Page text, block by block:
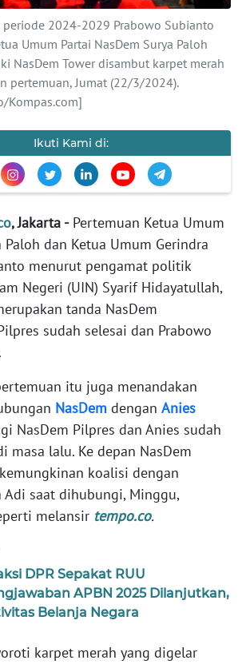
2024-2029 Prabowo Subianto
Umum Partai NasDem Surya Paloh
NasDem Tower disambut karpet merah
pertemuan, Jumat (22/3/2024).
Kompas.com]
Ikuti Kami di:
, Jakarta -Pertemuan Ketua Umum
Paloh dan Ketua Umum Gerindra
menurut pengamat politik
Negeri (UIN) Syarif Hidayatullah,
tanda NasDem
sudah selesai dan Prabowo
itu juga menandakan
NasDem dengan Anies
NasDem Pilpres dan Anies sudah
masa lalu. Ke depan NasDem
koalisi dengan
Adi saat dihubungi, Minggu,
melansir tempo.co.
DPR Sepakat RUU
APBN 2025 Dilanjutkan,
Belanja Negara
karpet merah yang digelar